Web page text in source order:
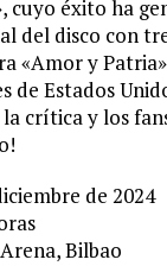
cuyo éxito ha
del disco con
«Amor y
de Estados
crítica y los
de 2024
Bilbao